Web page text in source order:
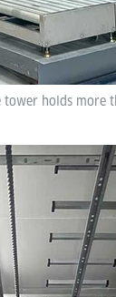
holds more